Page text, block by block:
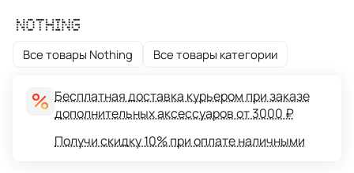
Все товары Nothing Все товары категории
Бесплатная доставка курьером при заказе
дополнительных аксессуаров от 3000 ₽
Получи скидку 10% при оплате наличными